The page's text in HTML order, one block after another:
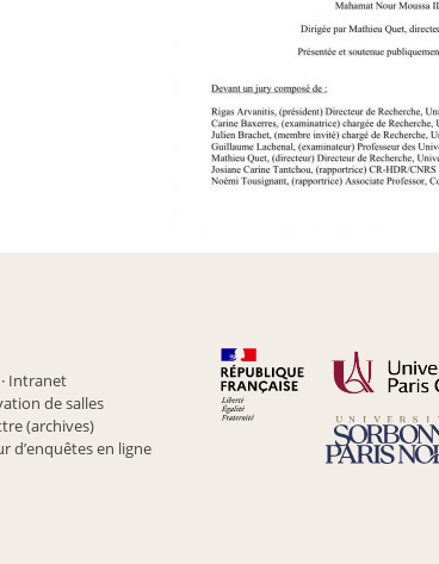
· Intranet
de salles
(archives)
d’enquêtes en ligne